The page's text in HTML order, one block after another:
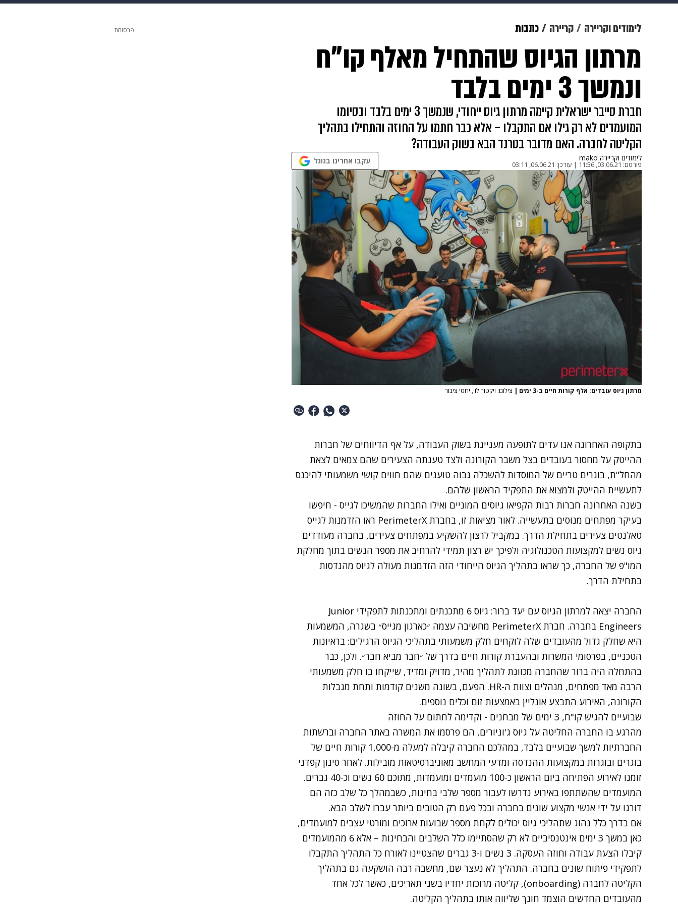
מוזיקה תרבות
דיגיטל גאווה ויוה משפט תשעה חודשים מתכונים
לימודים וקריירה קריירה כתבות
מרתון הגיוס שהתחיל מאלף קו"ח
ונמשך 3 ימים בלבד
חברת סייבר ישראלית קיימה מרתון גיוס ייחודי, שנמשך 3 ימים בלבד ובסיומו
המועמדים לא רק גילו אם התקבלו – אלא כבר חתמו על החוזה והתחילו בתהליך
הקליטה לחברה. האם מדובר בטרנד הבא בשוק העבודה?
לימודים וקריירה mako
פורסם: 03.06.21, 11:56
| עודכן: 06.06.21, 03:11 עקבו אחרינו בגוגל
מרתון גיוס עובדים: אלף קורות חיים ב-3 ימים | צילום: ויקטור לוי, יחסי ציבור
בתקופה האחרונה אנו עדים לתופעה מעניינת בשוק העבודה, על אף הדיווחים של חברות
ההייטק על מחסור בעובדים בצל משבר הקורונה ולצד טענתה הצעירים שהם צמאים לצאת
מהחל"ת, בוגרים טריים של המוסדות להשכלה גבוה טוענים שהם חווים קושי משמעותי להיכנס
לתעשיית ההייטק ולמצוא את התפקיד הראשון שלהם.
בשנה האחרונה חברות רבות הקפיאו גיוסים המוניים ואילו החברות שהמשיכו לגייס - חיפשו
בעיקר מפתחים מנוסים בתעשייה. לאור מציאות זו, בחברת PerimeterX ראו הזדמנות לגייס
טאלנטים צעירים בתחילת הדרך. במקביל לרצון להשקיע במפתחים צעירים, בחברה מעודדים
גיוס נשים למקצועות הטכנולוגיה ולפיכך יש רצון תמידי להרחיב את מספר הנשים בתוך מחלקת
המו"פ של החברה, כך שראו בתהליך הגיוס הייחודי הזה הזדמנות מעולה לגיוס מהנדסות
בתחילת הדרך.
החברה יצאה למרתון הגיוס עם יעד ברור: גיוס 6 מתכנתים ומתכנתות לתפקידי Junior
Engineers בחברה. חברת PerimeterX מחשיבה עצמה ״כארגון מגייס״ בשגרה, המשמעות
היא שחלק גדול מהעובדים שלה לוקחים חלק משמעותי בתהליכי הגיוס הרגילים: בראיונות
הטכניים, בפרסומי המשרות ובהעברת קורות חיים בדרך של ״חבר מביא חבר״. ולכן, כבר
בהתחלה היה ברור שהחברה מכוונת לתהליך מהיר, מדויק ומדיד, שייקחו בו חלק משמעותי
הרבה מאד מפתחים, מנהלים וצוות ה-HR. הפעם, בשונה משנים קודמות ותחת מגבלות
הקורונה, האירוע התבצע אונליין באמצעות זום וכלים נוספים.
שבועיים להגיש קו"ח, 3 ימים של מבחנים - וקדימה לחתום על החוזה
מהרגע בו החברה החליטה על גיוס ג'וניורים, הם פרסמו את המשרה באתר החברה וברשתות
החברתיות למשך שבועיים בלבד, במהלכם החברה קיבלה למעלה מ-1,000 קורות חיים של
בוגרים ובוגרות במקצועות ההנדסה ומדעי המחשב מאוניברסיטאות מובילות. לאחר סינון קפדני
זומנו לאירוע הפתיחה ביום הראשון כ-100 מועמדים ומועמדות, מתוכם 60 נשים וכ-40 גברים.
המועמדים שהשתתפו באירוע נדרשו לעבור מספר שלבי בחינות, כשבמהלך כל שלב כזה הם
דורגו על ידי אנשי מקצוע שונים בחברה ובכל פעם רק הטובים ביותר עברו לשלב הבא.
אם בדרך כלל נהוג שתהליכי גיוס יכולים לקחת מספר שבועות ארוכים ומורטי עצבים למועמדים,
כאן במשך 3 ימים אינטנסיביים לא רק שהסתיימו כלל השלבים והבחינות – אלא 6 מהמועמדים
קיבלו הצעת עבודה וחוזה העסקה. 3 נשים ו-3 גברים שהצטיינו לאורח כל התהליך התקבלו
לתפקידי פיתוח שונים בחברה. התהליך לא נעצר שם, מחשבה רבה הושקעה גם בתהליך
הקליטה לחברה (onboarding), קליטה מרוכזת יחדיו בשני תאריכים, כאשר לכל אחד
מהעובדים החדשים הוצמד חונך שליווה אותו בתהליך הקליטה.
פרסומת